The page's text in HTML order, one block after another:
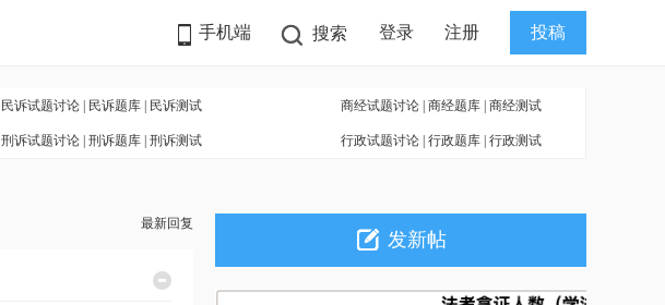
手机端 搜索 登录 注册 投稿
民诉试题讨论| 民诉题库| 民诉测试 商经试题讨论 商经题库 商经测试
刑诉试题讨论| 刑诉题库| 刑诉测试 行政试题讨论 行政题库 行政测试
最新回复
发新帖